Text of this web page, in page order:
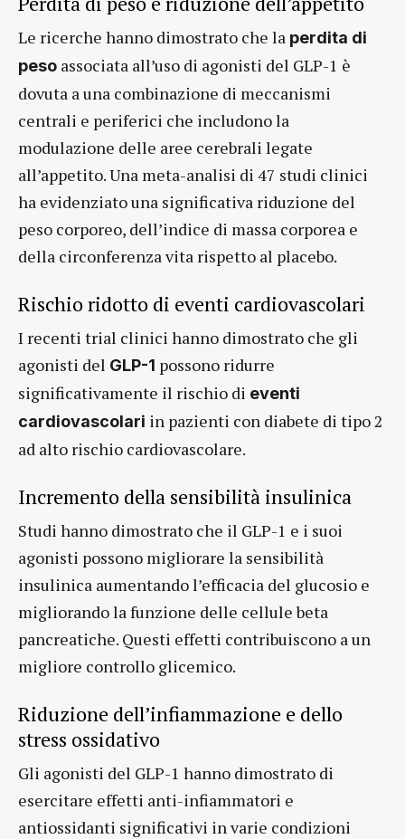
Le ricerche hanno dimostrato che la perdita di
peso associata all’uso di agonisti del GLP-1 è
dovuta a una combinazione di meccanismi
centrali e periferici che includono la
modulazione delle aree cerebrali legate
all’appetito. Una meta-analisi di 47 studi clinici
ha evidenziato una significativa riduzione del
peso corporeo, dell’indice di massa corporea e
della circonferenza vita rispetto al placebo.
Rischio ridotto di eventi cardiovascolari
I recenti trial clinici hanno dimostrato che gli
agonisti del GLP-1 possono ridurre
significativamente il rischio di eventi
cardiovascolari in pazienti con diabete di tipo 2
ad alto rischio cardiovascolare.
Incremento della sensibilità insulinica
Studi hanno dimostrato che il GLP-1 e i suoi
agonisti possono migliorare la sensibilità
insulinica aumentando l’efficacia del glucosio e
migliorando la funzione delle cellule beta
pancreatiche. Questi effetti contribuiscono a un
migliore controllo glicemico.
Riduzione dell’infiammazione e dello
stress ossidativo
Gli agonisti del GLP-1 hanno dimostrato di
esercitare effetti anti-infiammatori e
antiossidanti significativi in varie condizioni